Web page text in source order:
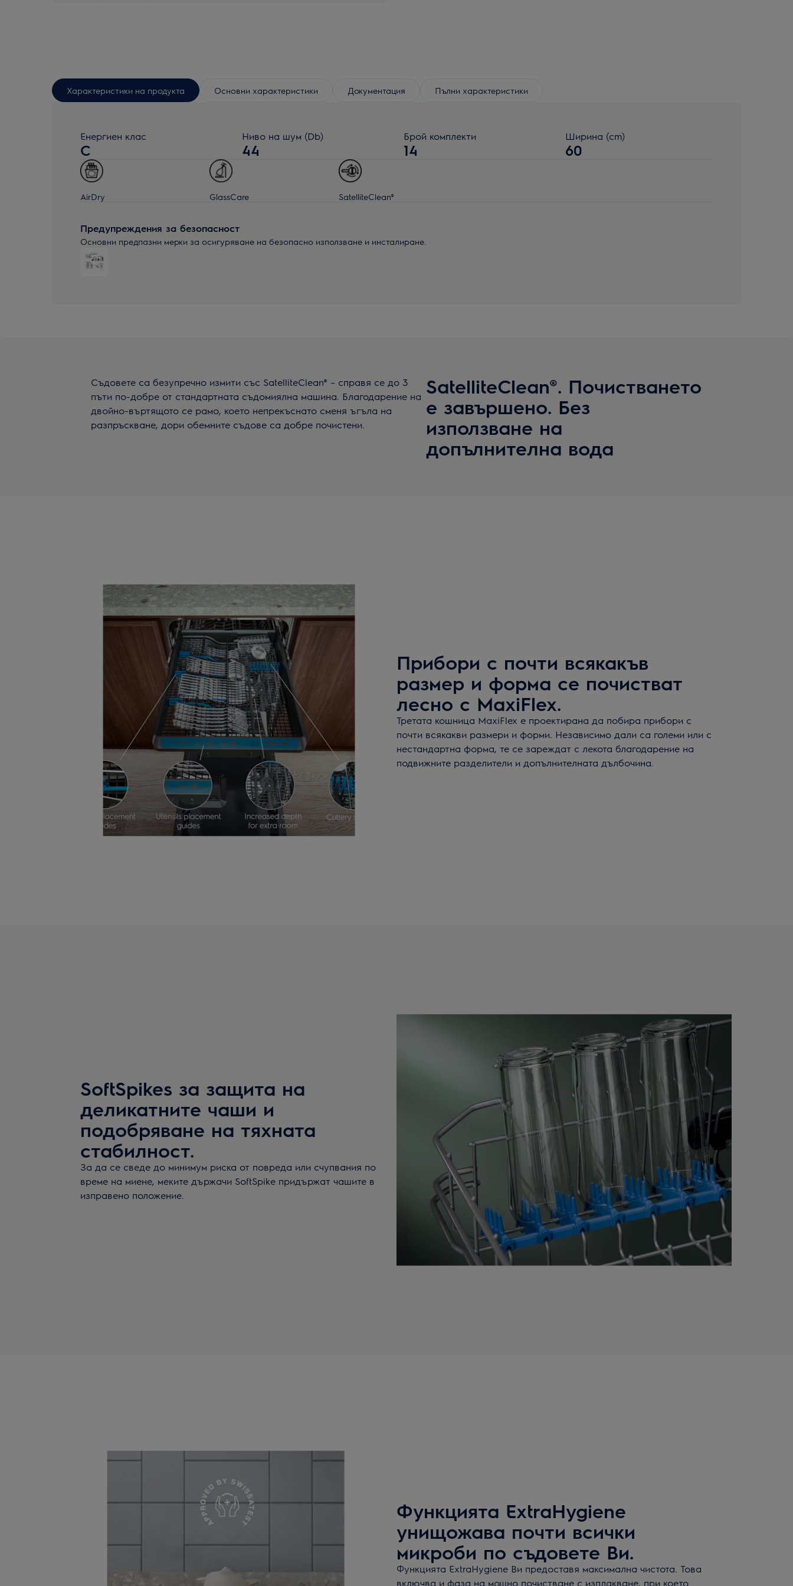
Характеристики на продукта Основни характеристики Документация Пълни характеристики
Енергиен клас
C
Ниво на шум (Db)
44
Брой комплекти
14
Ширина (cm)
60
AirDry GlassCare SatelliteClean®
Предупреждения за безопасност
Основни предпазни мерки за осигуряване на безопасно използване и инсталиране.
SatelliteClean®. Почистването
е завършено. Без
използване на
допълнителна вода
Съдовете са безупречно измити със SatelliteClean® – справя се до 3
пъти по-добре от стандартната съдомиялна машина. Благодарение на
двойно-въртящото се рамо, което непрекъснато сменя ъгъла на
разпръскване, дори обемните съдове са добре почистени.
Прибори с почти всякакъв
размер и форма се почистват
лесно с MaxiFlex.
Третата кошница MaxiFlex е проектирана да побира прибори с
почти всякакви размери и форми. Независимо дали са големи или с
нестандартна форма, те се зареждат с лекота благодарение на
подвижните разделители и допълнителната дълбочина.
SoftSpikes за защита на
деликатните чаши и
подобряване на тяхната
стабилност.
За да се сведе до минимум риска от повреда или счупвания по
време на миене, меките държачи SoftSpike придържат чашите в
изправено положение.
Функцията ExtraHygiene
унищожава почти всички
микроби по съдовете Ви.
Функцията ExtraHygiene Ви предоставя максимална чистота. Това
включва и фаза на мощно почистване с изплакване, при което